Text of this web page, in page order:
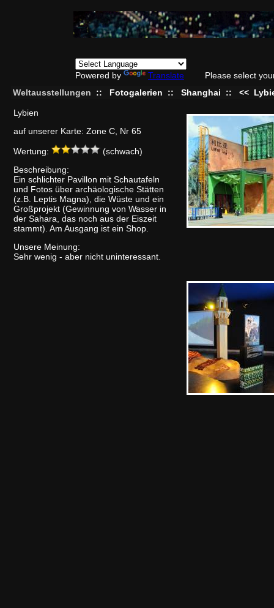
Powered by Translate
Please select
Weltausstellungen
:: Fotogalerien :: Shanghai :: <<
Lybien
auf unserer Karte: Zone C, Nr 65
Wertung:
(schwach)
Beschreibung:
Ein schlichter Pavillon mit Schautafeln
und Fotos über archäologische Stätten
(z.B. Leptis Magna), die Wüste und ein
Großprojekt (Gewinnung von Wasser in
der Sahara, das noch aus der Eiszeit
stammt). Am Ausgang ist ein Shop.
Unsere Meinung:
Sehr wenig - aber nicht uninteressant.